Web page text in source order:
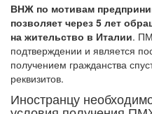
ВНЖ по мотивам
позволяет через 5 лет
на жительство в Италии.
подтверждении и является
получением гражданства
реквизитов.
Иностранцу